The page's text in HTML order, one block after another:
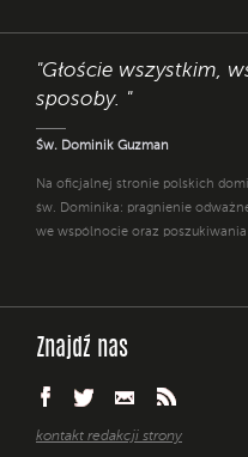
"Głoście wszystkim,
sposoby. "
Św. Dominik Guzman
Na oficjalnej stronie polskich
św. Dominika: pragnienie
we wspólnocie oraz
Znajdź nas
kontakt redakcji strony